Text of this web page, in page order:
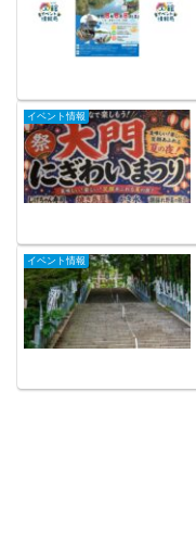
イベント情報
イベント情報